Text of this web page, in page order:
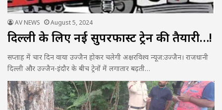
AV NEWS August 5, 2024
दिल्ली के लिए नई सुपरफास्ट ट्रेन की तैयारी…!
सप्ताह में चार दिन वाया उज्जैन होकर चलेगी अक्षरविश्व न्यूज:उज्जैन। राजधानी
दिल्ली और उज्जैन-इंदौर के बीच ट्रेनों में लगातार बढ़ती…